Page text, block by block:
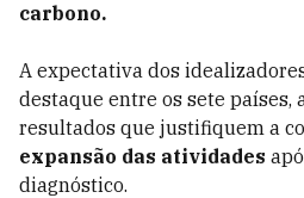
carbono.
A expectativa dos
destaque entre os sete países,
resultados que justifiquem a
expansão das atividades
diagnóstico.